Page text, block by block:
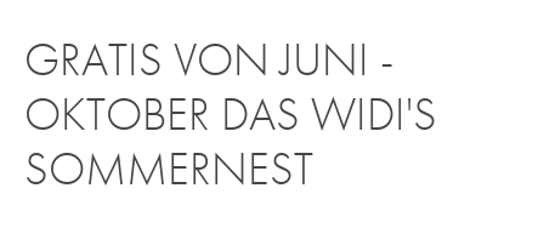
GRATIS VON JUNI -
OKTOBER DAS WIDI'S
SOMMERNEST